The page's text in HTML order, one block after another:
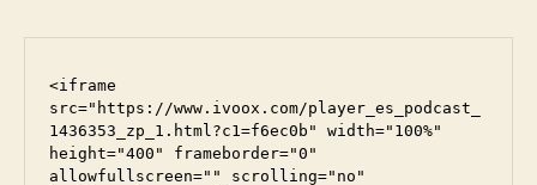
<iframe
src="https://www.ivoox.com/player_es_podcast_
1436353_zp_1.html?c1=f6ec0b" width="100%"
height="400" frameborder="0"
allowfullscreen="" scrolling="no"